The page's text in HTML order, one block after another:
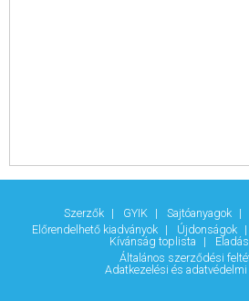
Szerzők GYIK Sajtóanyagok
Előrendelhető kiadványok
Újdonságok
Kívánság toplista
Általános szerződési
Adatkezelési és